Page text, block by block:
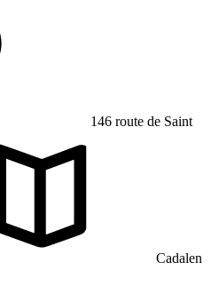
146 route de Saint
Cadalen